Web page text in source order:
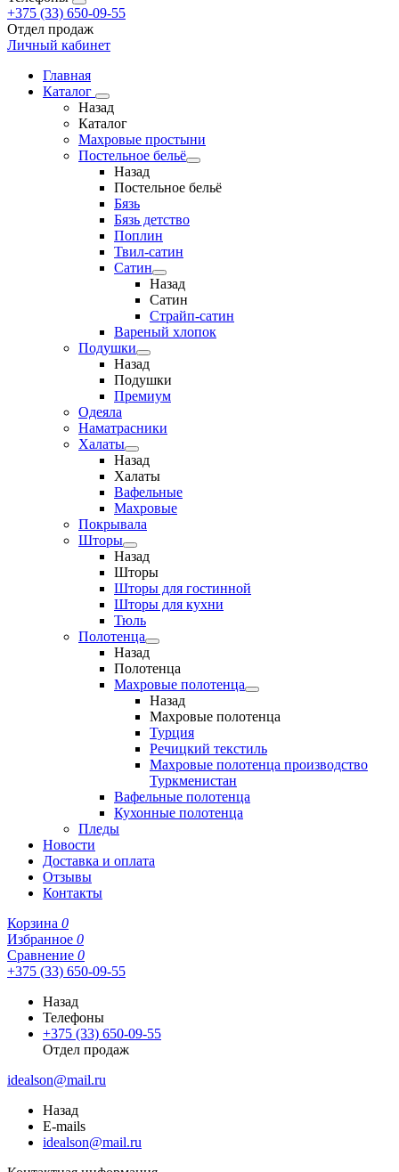
+375 (33) 650-09-55
Отдел продаж
Личный кабинет
Главная
Каталог
Назад
Каталог
Махровые простыни
Постельное бельё
Назад
Постельное бельё
Бязь
Бязь детство
Поплин
Твил-сатин
Сатин
Назад
Сатин
Страйп-сатин
Вареный хлопок
Подушки
Назад
Подушки
Премиум
Одеяла
Наматрасники
Халаты
Назад
Халаты
Вафельные
Махровые
Покрывала
Шторы
Назад
Шторы
Шторы для гостинной
Шторы для кухни
Тюль
Полотенца
Назад
Полотенца
Махровые полотенца
Назад
Махровые полотенца
Турция
Речицкий текстиль
Махровые полотенца производство
Туркменистан
Вафельные полотенца
Кухонные полотенца
Пледы
Новости
Доставка и оплата
Отзывы
Контакты
Корзина 0
Избранное 0
Сравнение 0
+375 (33) 650-09-55
Назад
Телефоны
+375 (33) 650-09-55
Отдел продаж
idealson@mail.ru
Назад
E-mails
idealson@mail.ru